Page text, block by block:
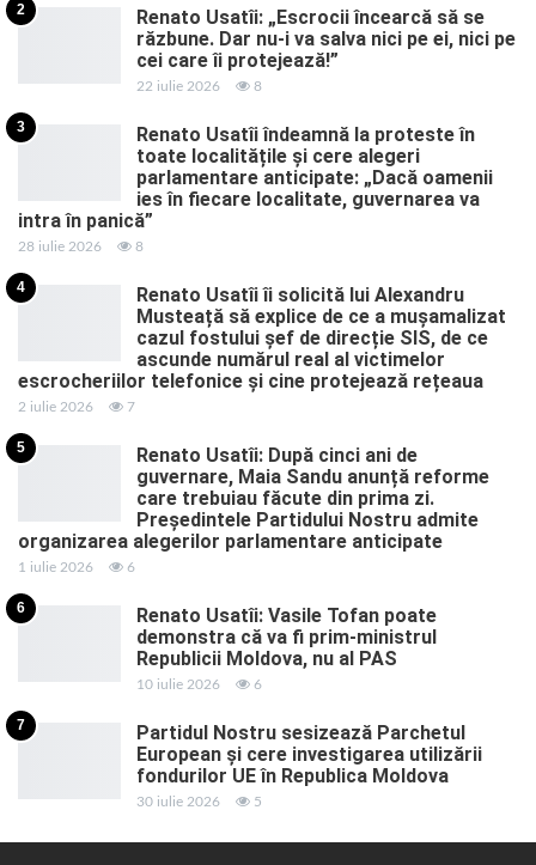
2
Renato Usatîi: „Escrocii încearcă să se
răzbune. Dar nu-i va salva nici pe ei, nici pe
cei care îi protejează!”
22 iulie 2026 8
3
Renato Usatîi îndeamnă la proteste în
toate localitățile și cere alegeri
parlamentare anticipate: „Dacă oamenii
ies în fiecare localitate, guvernarea va
intra în panică”
28 iulie 2026 8
4
Renato Usatîi îi solicită lui Alexandru
Musteață să explice de ce a mușamalizat
cazul fostului șef de direcție SIS, de ce
ascunde numărul real al victimelor
escrocheriilor telefonice și cine protejează rețeaua
2 iulie 2026 7
5
Renato Usatîi: După cinci ani de
guvernare, Maia Sandu anunță reforme
care trebuiau făcute din prima zi.
Președintele Partidului Nostru admite
organizarea alegerilor parlamentare anticipate
1 iulie 2026 6
6
Renato Usatîi: Vasile Tofan poate
demonstra că va fi prim-ministrul
Republicii Moldova, nu al PAS
10 iulie 2026 6
7
Partidul Nostru sesizează Parchetul
European și cere investigarea utilizării
fondurilor UE în Republica Moldova
30 iulie 2026 5